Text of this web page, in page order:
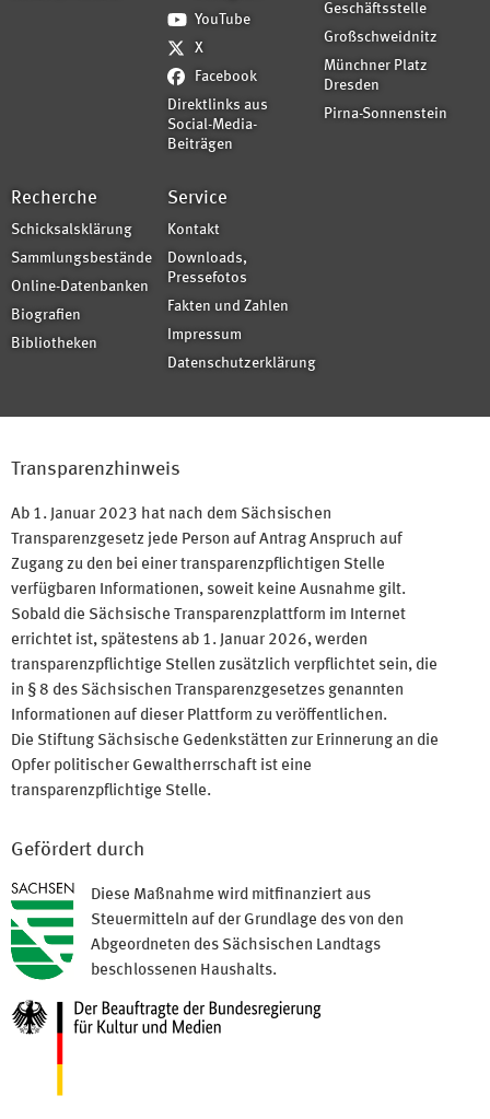
YouTube
X
Facebook
Direktlinks aus
Social-Media-
Beiträgen
Geschäftsstelle
Großschweidnitz
Münchner Platz
Dresden
Pirna-Sonnenstein
Recherche
Schicksalsklärung
Sammlungsbestände
Online-Datenbanken
Biografien
Bibliotheken
Service
Kontakt
Downloads,
Pressefotos
Fakten und Zahlen
Impressum
Datenschutzerklärung
Transparenzhinweis
Ab 1. Januar 2023 hat nach dem Sächsischen
Transparenzgesetz jede Person auf Antrag Anspruch auf
Zugang zu den bei einer transparenzpflichtigen Stelle
verfügbaren Informationen, soweit keine Ausnahme gilt.
Sobald die Sächsische Transparenzplattform im Internet
errichtet ist, spätestens ab 1. Januar 2026, werden
transparenzpflichtige Stellen zusätzlich verpflichtet sein, die
in § 8 des Sächsischen Transparenzgesetzes genannten
Informationen auf dieser Plattform zu veröffentlichen.
Die Stiftung Sächsische Gedenkstätten zur Erinnerung an die
Opfer politischer Gewaltherrschaft ist eine
transparenzpflichtige Stelle.
Gefördert durch
Diese Maßnahme wird mitfinanziert aus
Steuermitteln auf der Grundlage des von den
Abgeordneten des Sächsischen Landtags
beschlossenen Haushalts.